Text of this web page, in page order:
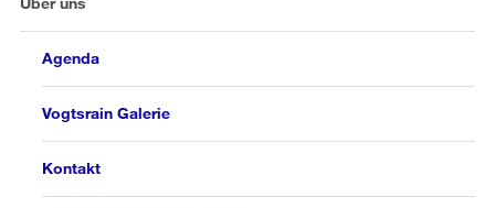
Agenda
Vogtsrain Galerie
Kontakt